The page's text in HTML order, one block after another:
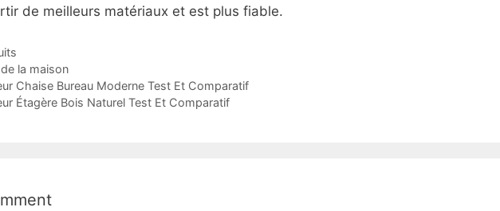
de meilleurs matériaux et est plus fiable.
la maison
Chaise Bureau Moderne Test Et Comparatif
Étagère Bois Naturel Test Et Comparatif